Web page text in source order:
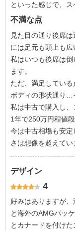
といった感じで、
不満な点
見た目の通り後席
には足元も頭上も広
私はいつも後席は
ます。
ただ、満足してい
ボディの形状通り…
私は中古で購入し
1年で250万円程値
今は中古相場も安
さは想像を超えてい
デザイン
4
好みはありますが
と海外のAMGパッ
とカナードを付けた